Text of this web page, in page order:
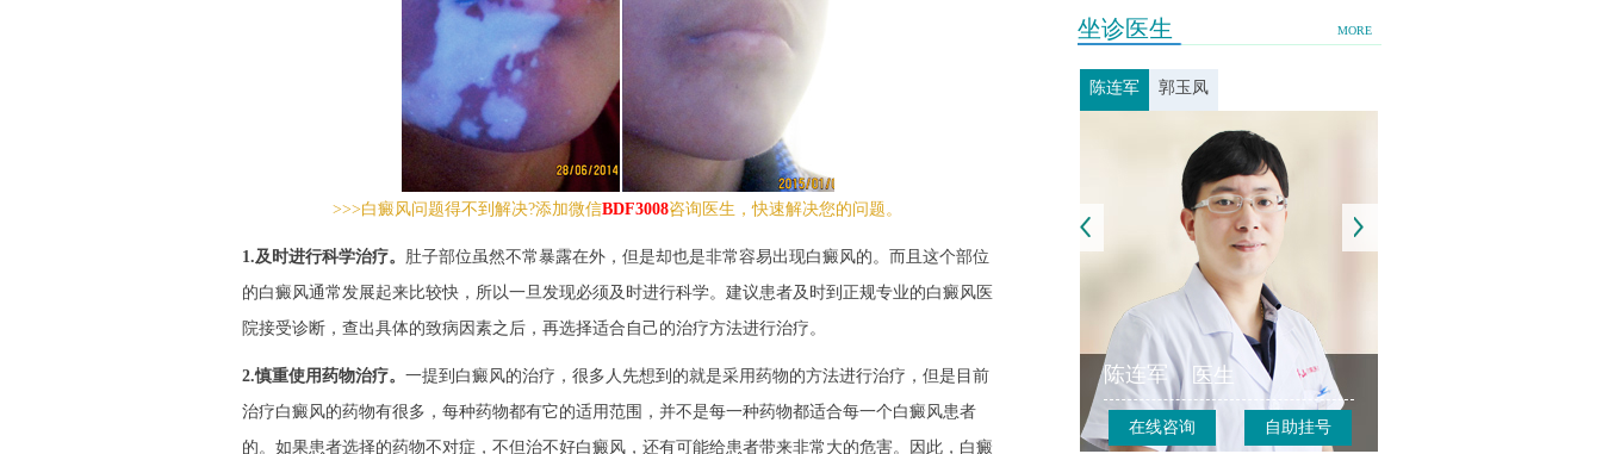
>>>白癜风问题得不到解决?添加微信BDF3008咨询医生，快速解决您的问题。
1.及时进行科学治疗。 肚子部位虽然不常暴露在外，但是却也是非常容易出现白癜风的。而且这个部位
的白癜风通常发展起来比较快，所以一旦发现必须及时进行科学。建议患者及时到正规专业的白癜风医
院接受诊断，查出具体的致病因素之后，再选择适合自己的治疗方法进行治疗。
2.慎重使用药物治疗。 一提到白癜风的治疗，很多人先想到的就是采用药物的方法进行治疗，但是目前
治疗白癜风的药物有很多，每种药物都有它的适用范围，并不是每一种药物都适合每一个白癜风患者
的。如果患者选择的药物不对症，不但治不好白癜风，还有可能给患者带来非常大的危害。因此，白癜
MORE
坐诊医生
陈连军 郭玉凤
陈连军 医生
在线咨询 自助挂号